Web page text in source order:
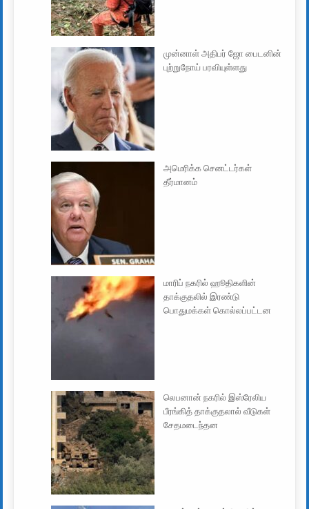
முன்னாள் அதிபர் ஜோ பைடனின்
புற்றுநோய் பரவியுள்ளது
அமெரிக்க செனட்டர்கள்
தீர்மானம்
மாரிப் நகரில் ஹூதிகளின்
தாக்குதலில் இரண்டு
பொதுமக்கள் கொல்லப்பட்டன
லெபனான் நகரில் இஸ்ரேலிய
பீரங்கித் தாக்குதலால் வீடுகள்
சேதமடைந்தன